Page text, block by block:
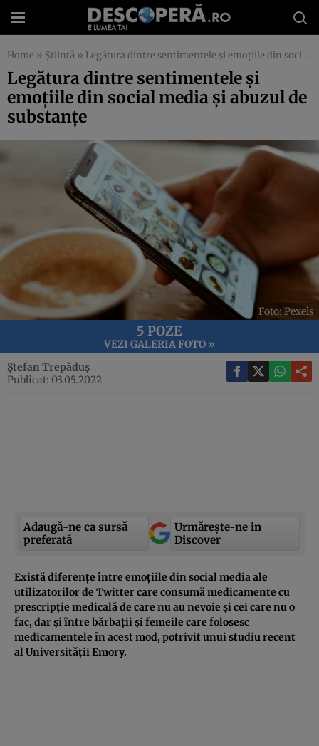
Home » Știință » Legătura dintre sentimentele și emoțiile din social media și abuzul de substanțe
Legătura dintre sentimentele și
emoțiile din social media și abuzul de
substanțe
Foto: Pexels
5 POZE
VEZI GALERIA FOTO »
Ștefan Trepăduș
Publicat: 03.05.2022
Adaugă-ne ca sursă
preferată
Urmărește-ne in
Discover
Există diferențe între emoțiile din social media ale
utilizatorilor de Twitter care consumă medicamente cu
prescripție medicală de care nu au nevoie și cei care nu o
fac, dar și între bărbații și femeile care folosesc
medicamentele în acest mod, potrivit unui studiu recent
al Universității Emory.